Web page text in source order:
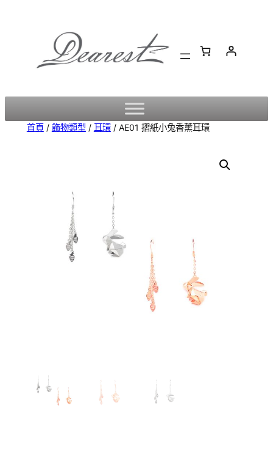
首頁/ 飾物類型 / 耳環/ AE01 摺紙小兔香薰耳環